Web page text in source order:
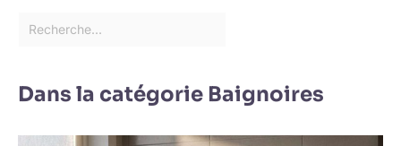
Dans la catégorie Baignoires